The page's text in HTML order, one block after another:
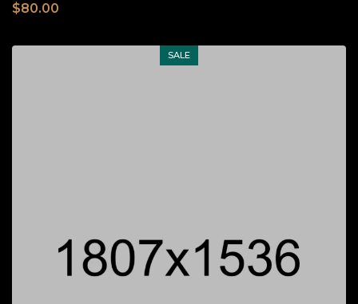
$80.00
SALE